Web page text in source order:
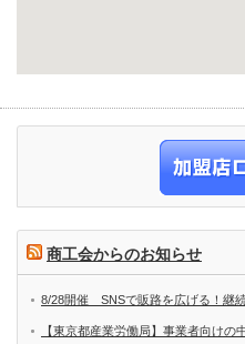
商工会からのお知らせ
8/28開催 SNSで販路を広げる！継
【東京都産業労働局】事業者向け